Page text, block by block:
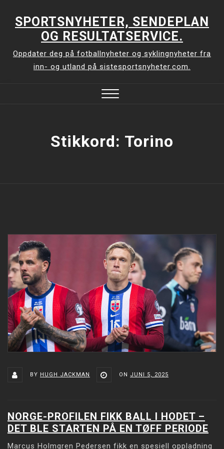
SPORTSNYHETER, SENDEPLAN
OG RESULTATSERVICE.
Oppdater deg på fotballnyheter og syklingnyheter fra
inn- og utland på sistesportsnyheter.com.
Stikkord: Torino
BY HUGH JACKMAN ON JUNI 5, 2025
NORGE-PROFILEN FIKK BALL I HODET –
DET BLE STARTEN PÅ EN TØFF PERIODE
Marcus Holmgren Pedersen fikk en spesiell oppladning